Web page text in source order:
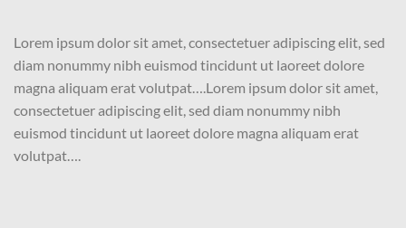
Lorem ipsum dolor sit amet, consectetuer adipiscing elit, sed
diam nonummy nibh euismod tincidunt ut laoreet dolore
magna aliquam erat volutpat….Lorem ipsum dolor sit amet,
consectetuer adipiscing elit, sed diam nonummy nibh
euismod tincidunt ut laoreet dolore magna aliquam erat
volutpat….